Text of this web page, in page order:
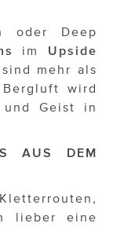
oder Deep
im Upside
sind mehr als
wird
Geist in
AUS DEM
lieber eine